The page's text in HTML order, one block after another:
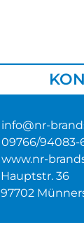
info@nr-
09766/94083-
www.nr-
Hauptstr. 36
97702